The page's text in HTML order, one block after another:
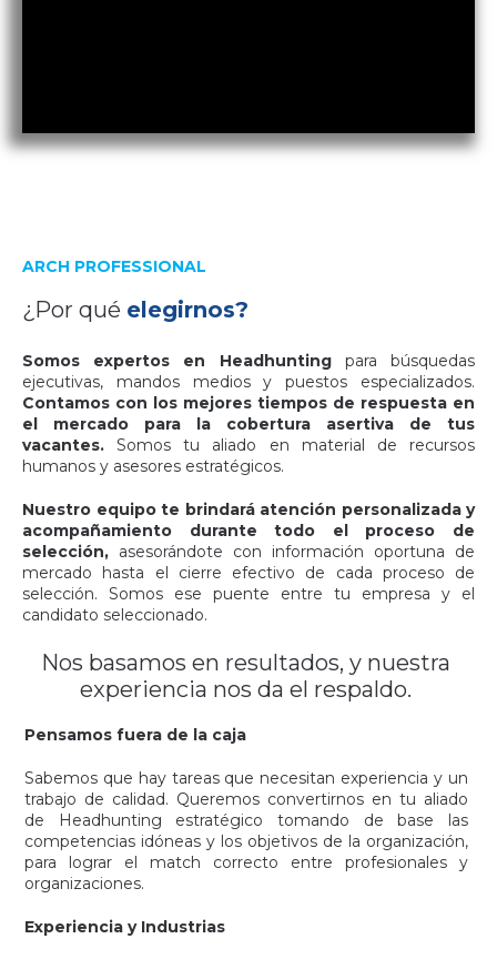
ARCH PROFESSIONAL
¿Por qué elegirnos?
Somos expertos en Headhuntingpara búsquedas
ejecutivas, mandos medios y puestos especializados.
Contamos con los mejores tiempos de respuesta en
el mercado para la cobertura asertiva de tus
vacantes. Somos tu aliado en material de recursos
humanos y asesores estratégicos.
Nuestro equipo te brindará atención personalizada y
acompañamiento durante todo el proceso de
selección, asesorándote con información oportuna de
mercado hasta el cierre efectivo de cada proceso de
selección. Somos ese puente entre tu empresa y el
candidato seleccionado.
Nos basamos en resultados, y nuestra
experiencia nos da el respaldo.
Pensamos fuera de la caja
Sabemos que hay tareas que necesitan experiencia y un
trabajo de calidad. Queremos convertirnos en tu aliado
de Headhunting estratégico tomando de base las
competencias idóneas y los objetivos de la organización,
para lograr el match correcto entre profesionales y
organizaciones.
Experiencia y Industrias